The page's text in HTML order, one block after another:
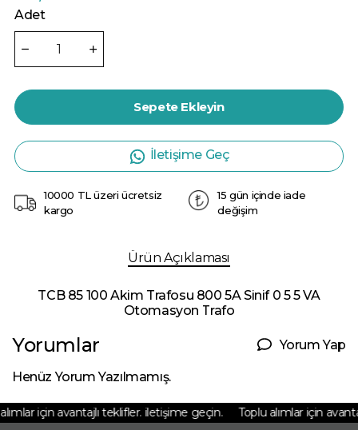
Adet
Sepete Ekleyin
İletişime Geç
10000 TL üzeri ücretsiz
kargo
15 gün içinde iade
değişim
Ürün Açıklaması
TCB 85 100 Akim Trafosu 800 5A Sinif 0 5 5 VA
Otomasyon Trafo
Yorumlar Yorum Yap
Henüz Yorum Yazılmamış.
için avantajlı teklifler. iletişime geçin. Toplu alımlar için